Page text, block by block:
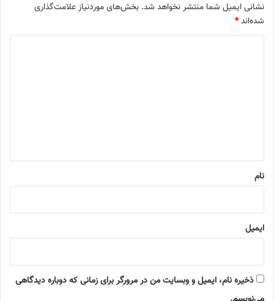
نشانی ایمیل شما منتشر نخواهد شد. بخش‌های موردنیاز علامت‌گذاری
شده‌اند*
نام
ایمیل
ذخیره نام، ایمیل و وبسایت من در مرورگر برای زمانی که دوباره دیدگاهی